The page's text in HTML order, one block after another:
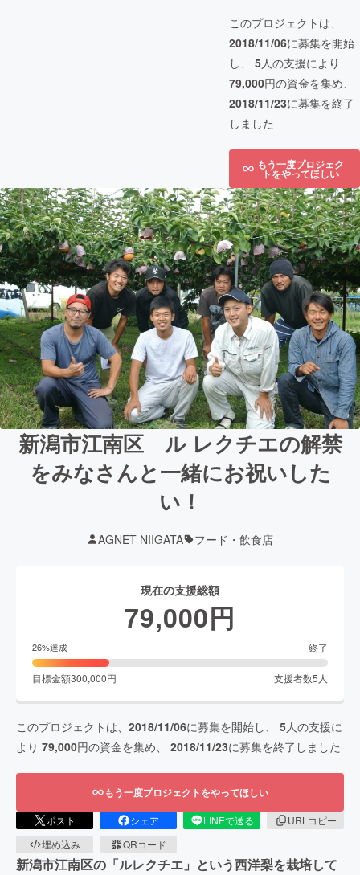
このプロジェクトは、
2018/11/06に募集を開始
し、 5人の支援により
79,000円の資金を集め、
2018/11/23に募集を終了
しました
もう一度プロジェク
トをやってほしい
新潟市江南区 ル レクチエの解禁
をみなさんと一緒にお祝いした
い！
AGNET NIIGATA フード・飲食店
現在の支援総額
79,000円
26%達成 終了
目標金額300,000円 支援者数5 人
このプロジェクトは、 2018/11/06に募集を開始し、 5人の支援に
より 79,000円の資金を集め、 2018/11/23に募集を終了しました
もう一度プロジェクトをやってほしい
ポスト シェア LINEで送る
URLコピー
埋め込み
QRコード
新潟市江南区の「ルレクチエ」という西洋梨を栽培して